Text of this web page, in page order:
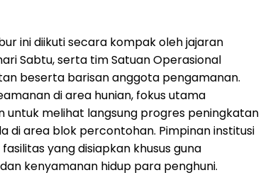
ini diikuti secara kompak oleh jajaran
Sabtu, serta tim Satuan Operasional
beserta barisan anggota pengamanan.
di area hunian, fokus utama
untuk melihat langsung progres peningkatan
di area blok percontohan. Pimpinan institusi
yang disiapkan khusus guna
kenyamanan hidup para penghuni.